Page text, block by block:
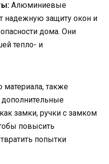
Алюминиевые
надежную защиту окон и
дома. Они
тепло- и
материала, также
дополнительные
замки, ручки с замком
повысить
попытки